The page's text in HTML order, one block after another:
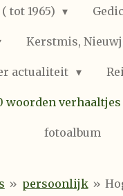
tot 1965)
Kerstmis,
actualiteit
woorden verhaaltjes
fotoalbum
» persoonlijk »